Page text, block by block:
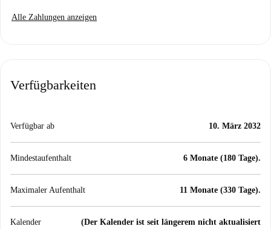
Alle Zahlungen anzeigen
Verfügbarkeiten
Verfügbar ab 10. März 2032
Mindestaufenthalt 6 Monate (180 Tage).
Maximaler Aufenthalt 11 Monate (330 Tage).
Kalender
(Der Kalender ist seit längerem nicht aktualisiert